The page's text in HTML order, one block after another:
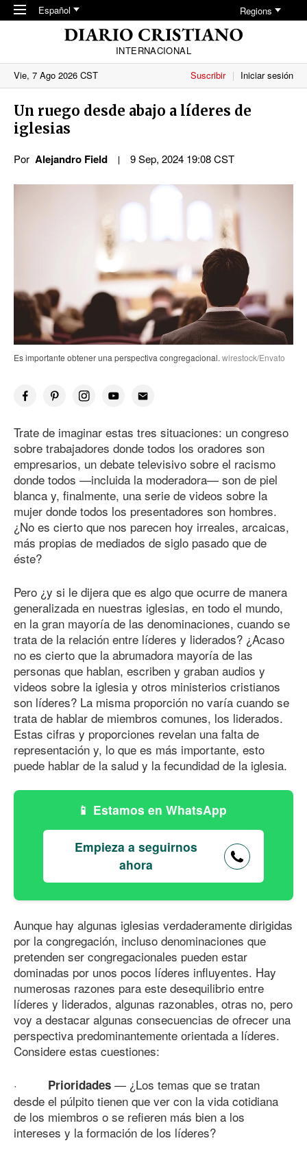
Skip to main content
Español Regions
INTERNACIONAL
Vie, 7 Ago 2026 CST
Suscribir Iniciar sesión
Un ruego desde abajo a líderes de
iglesias
Por Alejandro Field 9 Sep, 2024 19:08 CST
Es importante obtener una perspectiva congregacional. wirestock/Envato
Trate de imaginar estas tres situaciones: un congreso
sobre trabajadores donde todos los oradores son
empresarios, un debate televisivo sobre el racismo
donde todos —incluida la moderadora— son de piel
blanca y, finalmente, una serie de videos sobre la
mujer donde todos los presentadores son hombres.
¿No es cierto que nos parecen hoy irreales, arcaicas,
más propias de mediados de siglo pasado que de
éste?
Pero ¿y si le dijera que es algo que ocurre de manera
generalizada en nuestras iglesias, en todo el mundo,
en la gran mayoría de las denominaciones, cuando se
trata de la relación entre líderes y liderados? ¿Acaso
no es cierto que la abrumadora mayoría de las
personas que hablan, escriben y graban audios y
videos sobre la iglesia y otros ministerios cristianos
son líderes? La misma proporción no varía cuando se
trata de hablar de miembros comunes, los liderados.
Estas cifras y proporciones revelan una falta de
representación y, lo que es más importante, esto
puede hablar de la salud y la fecundidad de la iglesia.
Estamos en WhatsApp
Empieza a seguirnos
ahora
Aunque hay algunas iglesias verdaderamente dirigidas
por la congregación, incluso denominaciones que
pretenden ser congregacionales pueden estar
dominadas por unos pocos líderes influyentes. Hay
numerosas razones para este desequilibrio entre
líderes y liderados, algunas razonables, otras no, pero
voy a destacar algunas consecuencias de ofrecer una
perspectiva predominantemente orientada a líderes.
Considere estas cuestiones:
· Prioridades — ¿Los temas que se tratan
desde el púlpito tienen que ver con la vida cotidiana
de los miembros o se refieren más bien a los
intereses y la formación de los líderes?